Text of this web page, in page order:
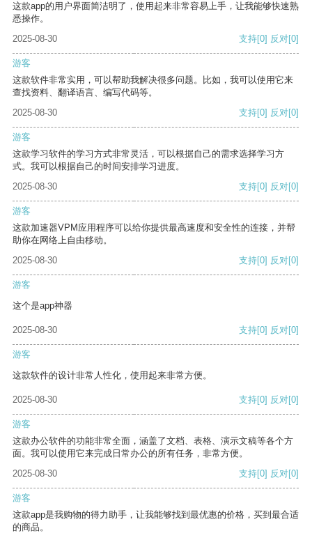
这款app的用户界面简洁明了，使用起来非常容易上手，让我能够快速熟
悉操作。
2025-08-30
支持[0] 反对[0]
游客
这款软件非常实用，可以帮助我解决很多问题。比如，我可以使用它来
查找资料、翻译语言、编写代码等。
2025-08-30
支持[0] 反对[0]
游客
这款学习软件的学习方式非常灵活，可以根据自己的需求选择学习方
式。我可以根据自己的时间安排学习进度。
2025-08-30
支持[0] 反对[0]
游客
这款加速器VPM应用程序可以给你提供最高速度和安全性的连接，并帮
助你在网络上自由移动。
2025-08-30
支持[0] 反对[0]
游客
这个是app神器
2025-08-30 支持[0] 反对[0]
游客
这款软件的设计非常人性化，使用起来非常方便。
2025-08-30 支持[0] 反对[0]
游客
这款办公软件的功能非常全面，涵盖了文档、表格、演示文稿等各个方
面。我可以使用它来完成日常办公的所有任务，非常方便。
2025-08-30
支持[0] 反对[0]
游客
这款app是我购物的得力助手，让我能够找到最优惠的价格，买到最合适
的商品。